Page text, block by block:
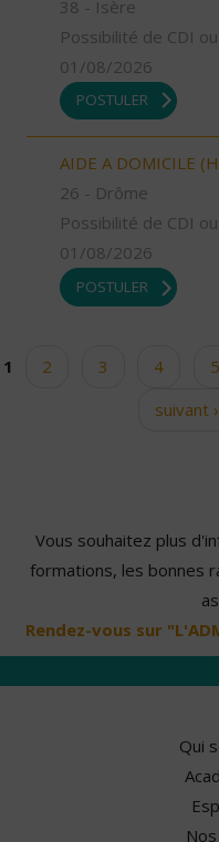
38 - Isère
Possibilité de CDI
01/08/2026
POSTULER
AIDE A DOMICILE
26 - Drôme
Possibilité de CDI
01/08/2026
POSTULER
Pages
1 2 3 4 5
suivant ›
Vous souhaitez plus
formations, les bonnes
Rendez-vous sur
Qui